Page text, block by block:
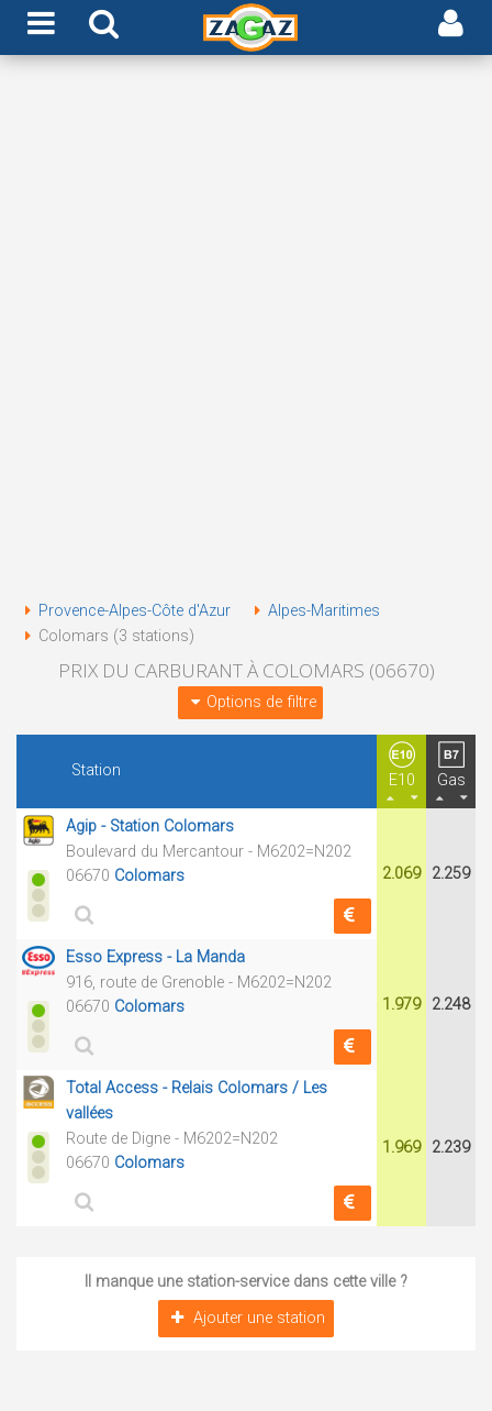
Provence-Alpes-Côte d'Azur
Alpes-Maritimes
Colomars (3 stations)
PRIX DU CARBURANT À COLOMARS (06670)
Options de filtre
Station
E10 Gas
Agip - Station Colomars
Boulevard du Mercantour - M6202=N202
06670 Colomars 2.069 2.259
Esso Express - La Manda
916, route de Grenoble - M6202=N202
06670 Colomars 1.979 2.248
Total Access - Relais Colomars / Les
vallées
Route de Digne - M6202=N202
06670 Colomars
1.969 2.239
Il manque une station-service dans cette ville ?
Ajouter une station